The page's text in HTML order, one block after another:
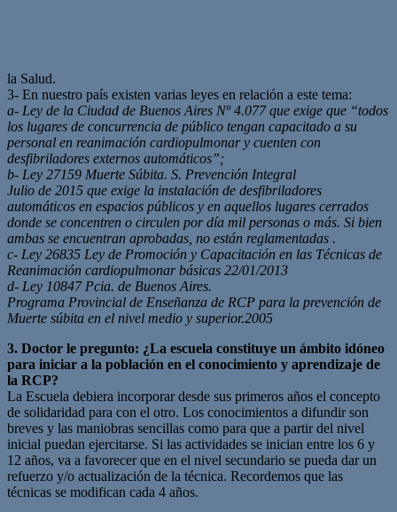
la Salud.
3- En nuestro país existen varias leyes en relación a este tema:
a- Ley de la Ciudad de Buenos Aires Nº 4.077 que exige que “todos
los lugares de concurrencia de público tengan capacitado a su
personal en reanimación cardiopulmonar y cuenten con
desfibriladores externos automáticos”;
b- Ley 27159 Muerte Súbita. S. Prevención Integral
Julio de 2015 que exige la instalación de desfibriladores
automáticos en espacios públicos y en aquellos lugares cerrados
donde se concentren o circulen por día mil personas o más. Si bien
ambas se encuentran aprobadas, no están reglamentadas .
c- Ley 26835 Ley de Promoción y Capacitación en las Técnicas de
Reanimación cardiopulmonar básicas 22/01/2013
d- Ley 10847 Pcia. de Buenos Aires.
Programa Provincial de Enseñanza de RCP para la prevención de
Muerte súbita en el nivel medio y superior.2005
3. Doctor le pregunto: ¿La escuela constituye un ámbito idóneo
para iniciar a la población en el conocimiento y aprendizaje de
la RCP?
La Escuela debiera incorporar desde sus primeros años el concepto
de solidaridad para con el otro. Los conocimientos a difundir son
breves y las maniobras sencillas como para que a partir del nivel
inicial puedan ejercitarse. Si las actividades se inician entre los 6 y
12 años, va a favorecer que en el nivel secundario se pueda dar un
refuerzo y/o actualización de la técnica. Recordemos que las
técnicas se modifican cada 4 años.